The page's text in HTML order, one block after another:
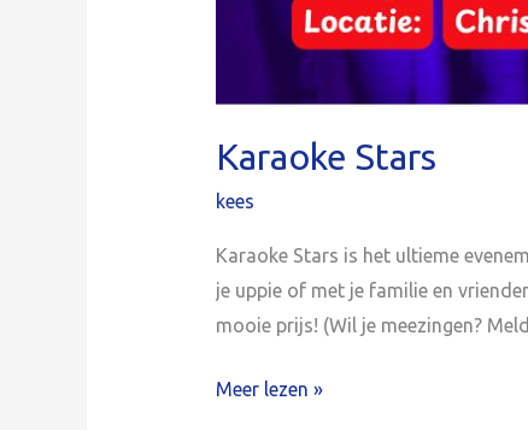
Karaoke Stars
kees
Karaoke Stars is het ultieme
je uppie of met je familie en
mooie prijs! (Wil je meezingen?
Meer lezen »